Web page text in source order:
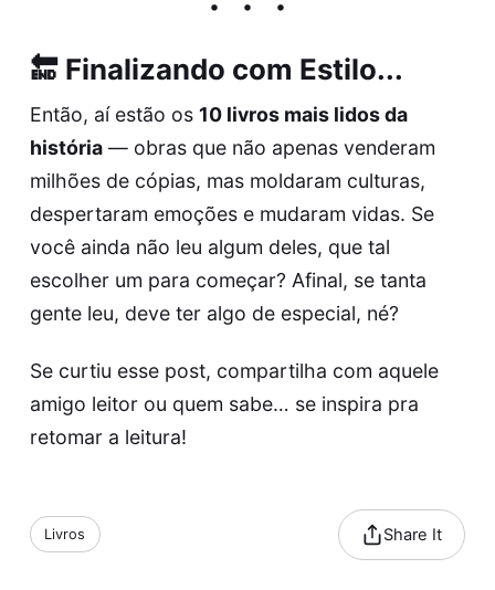
🔚 Finalizando com Estilo...
Então, aí estão os 10 livros mais lidos da
história— obras que não apenas venderam
milhões de cópias, mas moldaram culturas,
despertaram emoções e mudaram vidas. Se
você ainda não leu algum deles, que tal
escolher um para começar? Afinal, se tanta
gente leu, deve ter algo de especial, né?
Se curtiu esse post, compartilha com aquele
amigo leitor ou quem sabe… se inspira pra
retomar a leitura!
Livros Share It